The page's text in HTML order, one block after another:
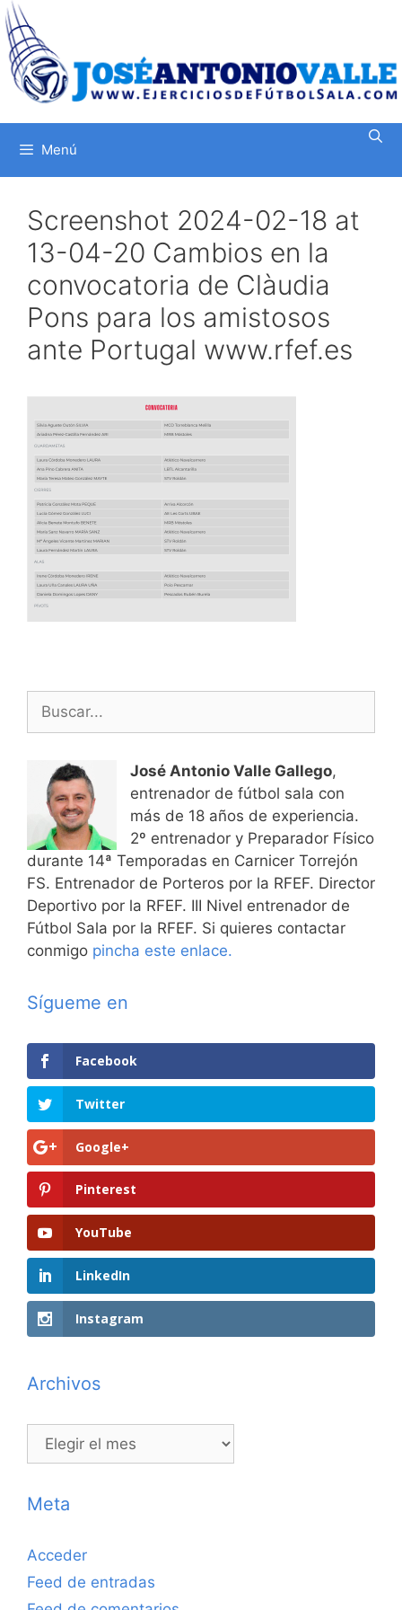
Saltar
al
contenido
Menú
Screenshot 2024-02-18 at
13-04-20 Cambios en la
convocatoria de Clàudia
Pons para los amistosos
ante Portugal www.rfef.es
Buscar:
José Antonio Valle Gallego,
entrenador de fútbol sala con
más de 18 años de experiencia.
2º entrenador y Preparador Físico
durante 14ª Temporadas en Carnicer Torrejón
FS. Entrenador de Porteros por la RFEF. Director
Deportivo por la RFEF. III Nivel entrenador de
Fútbol Sala por la RFEF. Si quieres contactar
conmigo pincha este enlace.
Sígueme en
Facebook
Twitter
Google+
Pinterest
YouTube
LinkedIn
Instagram
Archivos
Archivos
Meta
Acceder
Feed de entradas